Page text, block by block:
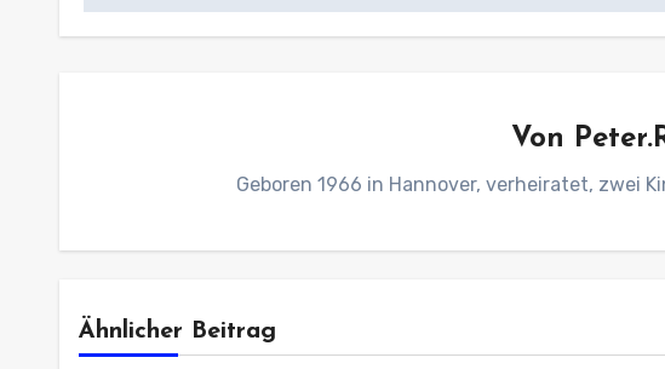
Von
Geboren 1966 in Hannover, verheiratet, zwei
Ähnlicher Beitrag